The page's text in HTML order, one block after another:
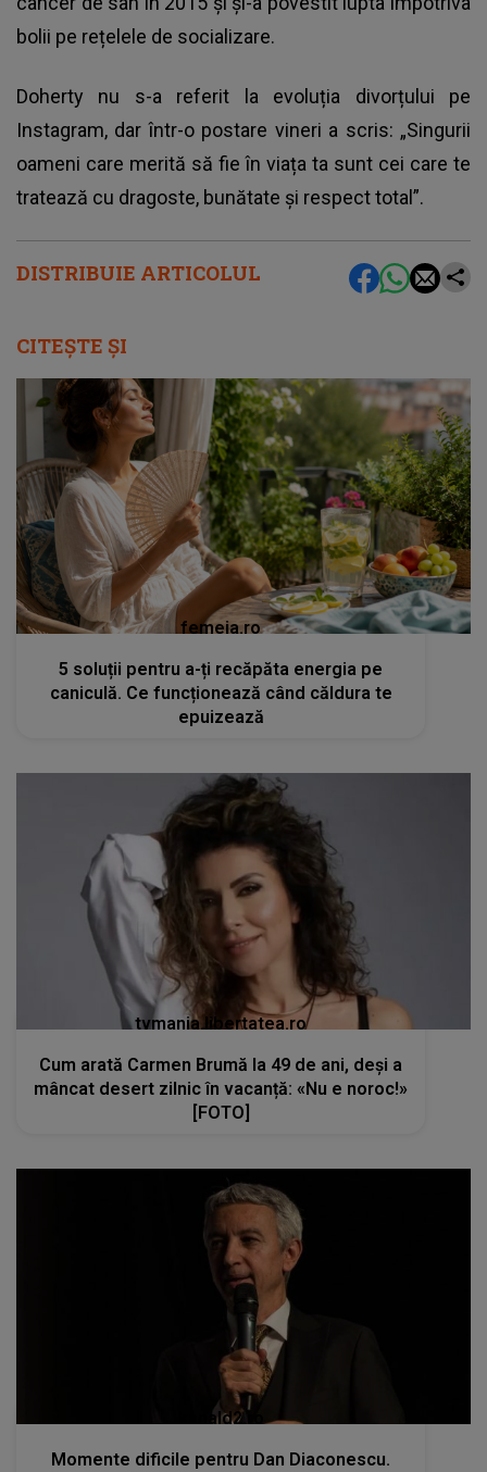
DISTRIBUIE ARTICOLUL
bolii pe rețelele de socializare.
Doherty nu s-a referit la evoluția divorțului pe
Instagram, dar într-o postare vineri a scris: „Singurii
oameni care merită să fie în viața ta sunt cei care te
tratează cu dragoste, bunătate și respect total”.
CITEȘTE ȘI
femeia.ro
5 soluții pentru a-ți recăpăta energia pe
caniculă. Ce funcționează când căldura te
epuizează
tvmania.libertatea.ro
Cum arată Carmen Brumă la 49 de ani, deși a
mâncat desert zilnic în vacanță: «Nu e noroc!»
[FOTO]
kanald2.ro
Momente dificile pentru Dan Diaconescu.